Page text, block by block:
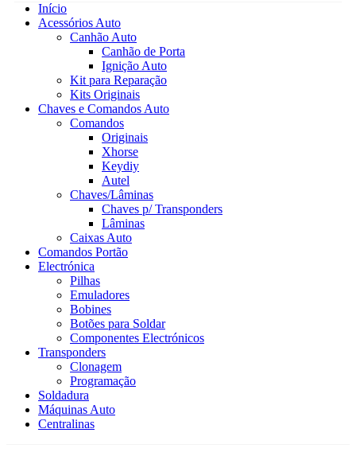
Início
Acessórios Auto
Canhão Auto
Canhão de Porta
Ignição Auto
Kit para Reparação
Kits Originais
Chaves e Comandos Auto
Comandos
Originais
Xhorse
Keydiy
Autel
Chaves/Lâminas
Chaves p/ Transponders
Lâminas
Caixas Auto
Comandos Portão
Electrónica
Pilhas
Emuladores
Bobines
Botões para Soldar
Componentes Electrónicos
Transponders
Clonagem
Programação
Soldadura
Máquinas Auto
Centralinas